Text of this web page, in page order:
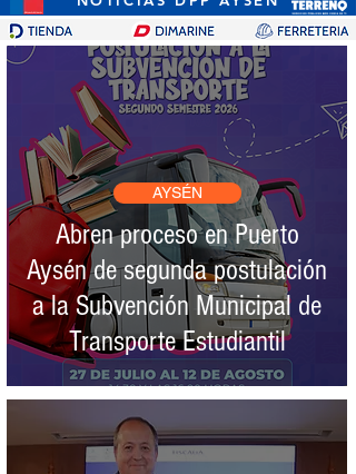
Abren proceso en Puerto
Aysén de segunda postulación
a la Subvención Municipal de
Transporte Estudiantil
AYSÉN